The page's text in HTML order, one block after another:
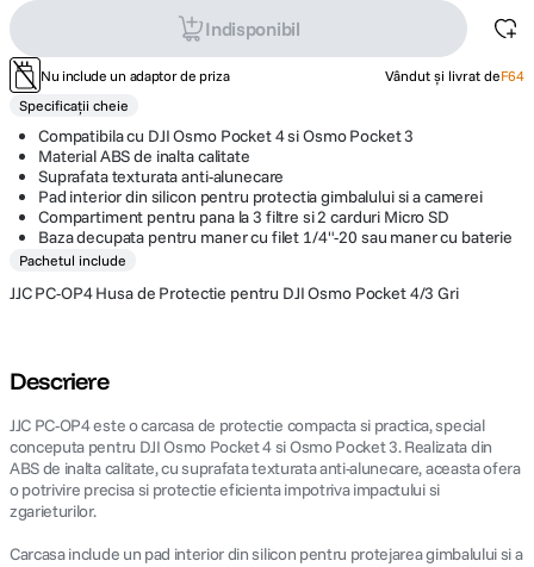
Indisponibil
Nu include un adaptor de priza Vândut și livrat deF64
Specificații cheie
Compatibila cu DJI Osmo Pocket 4 si Osmo Pocket 3
Material ABS de inalta calitate
Suprafata texturata anti-alunecare
Pad interior din silicon pentru protectia gimbalului si a camerei
Compartiment pentru pana la 3 filtre si 2 carduri Micro SD
Baza decupata pentru maner cu filet 1/4"-20 sau maner cu baterie
Pachetul include
JJC PC-OP4 Husa de Protectie pentru DJI Osmo Pocket 4/3 Gri
Descriere
JJC PC-OP4 este o carcasa de protectie compacta si practica, special
conceputa pentru DJI Osmo Pocket 4 si Osmo Pocket 3. Realizata din
ABS de inalta calitate, cu suprafata texturata anti-alunecare, aceasta ofera
o potrivire precisa si protectie eficienta impotriva impactului si
zgarieturilor.
Carcasa include un pad interior din silicon pentru protejarea gimbalului si a